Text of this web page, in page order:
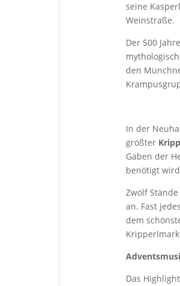
seine
Weinstraße.
Der 500
den
In der
größter
Gaben der
benötigt
Zwölf
an. Fast
dem
Das